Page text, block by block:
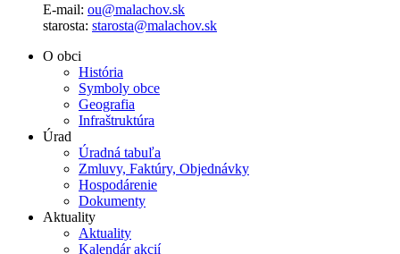
E-mail: ou@malachov.sk
starosta: starosta@malachov.sk
O obci
História
Symboly obce
Geografia
Infraštruktúra
Úrad
Úradná tabuľa
Zmluvy, Faktúry, Objednávky
Hospodárenie
Dokumenty
Aktuality
Aktuality
Kalendár akcií